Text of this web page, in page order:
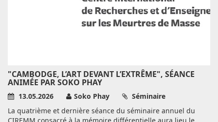
"CAMBODGE, L’ART DEVANT L’EXTRÊME", SÉANCE
ANIMÉE PAR SOKO PHAY
13.05.2026 Soko Phay
Séminaire
La quatrième et dernière séance du séminaire annuel du